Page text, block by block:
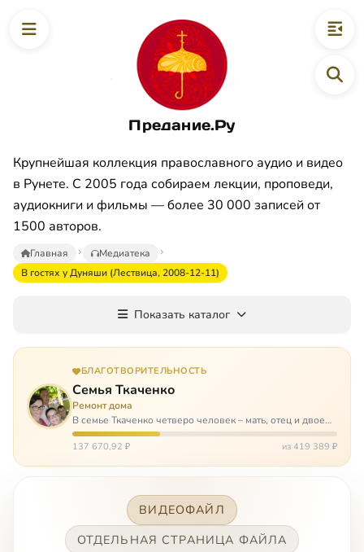
Предание.Ру
Крупнейшая коллекция православного аудио и видео
в Рунете. С 2005 года собираем лекции, проповеди,
аудиокниги и фильмы — более 30 000 записей от
1500 авторов.
Главная
Медиатека
В гостях у Дуняши (Лествица, 2008-12-11)
Показать каталог
БЛАГОТВОРИТЕЛЬНОСТЬ
Семья Ткаченко
Ремонт дома
В семье Ткаченко четверо человек – мать, отец и двое
сыновей. И это семья – крепость. У них столько проблем
и бед, что хватило бы на много семей. Трое из четверых
137 670,92 ₽ из 419 389 ₽
ВИДЕОФАЙЛ
ОТДЕЛЬНАЯ СТРАНИЦА ФАЙЛА